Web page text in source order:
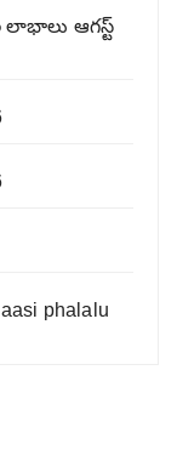
లాభాలు ఆగస్ట్
phalalu